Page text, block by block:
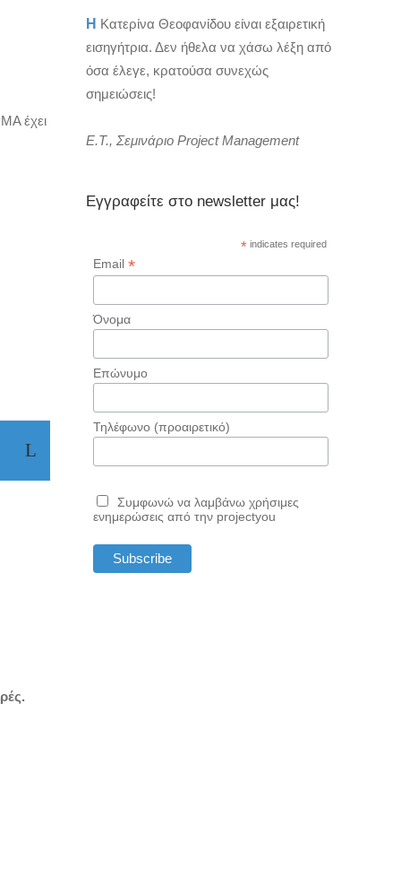
έχει
Η Κατερίνα Θεοφανίδου είναι εξαιρετική
εισηγήτρια. Δεν ήθελα να χάσω λέξη από
όσα έλεγε, κρατούσα συνεχώς
σημειώσεις!
Ε.Τ., Σεμινάριο Project Management
Εγγραφείτε στο newsletter μας!
* indicates required
Email*
Όνομα
Επώνυμο
Τηλέφωνο (προαιρετικό)
Συμφωνώ να λαμβάνω χρήσιμες
ενημερώσεις από την projectyou